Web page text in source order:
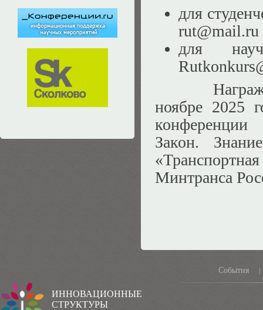
для
rut@mail.ru
для
ноябре 2025
конференции
Закон.
Минтранса
События |
ИННОВАЦИОННЫЕ
СТРУКТУРЫ